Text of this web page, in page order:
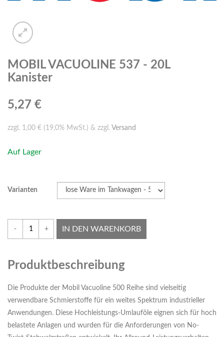
MOBIL VACUOLINE 537 - 20L
Kanister
5,27 €
zzgl. 1,00 € (19,0% MwSt.) & zzgl. Versand
Auf Lager
Varianten
- + IN DEN WARENKORB
Produktbeschreibung
Die Produkte der Mobil Vacuoline 500 Reihe sind vielseitig
verwendbare Schmierstoffe für ein weites Spektrum industrieller
Anwendungen. Diese Hochleistungs-Umlauföle eignen sich für hoch
belastete Anlagen und wurden für die Anforderungen von No-